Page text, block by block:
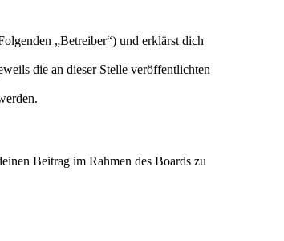
„Betreiber“) und erklärst dich
die an dieser Stelle veröffentlichten
Beitrag im Rahmen des Boards zu